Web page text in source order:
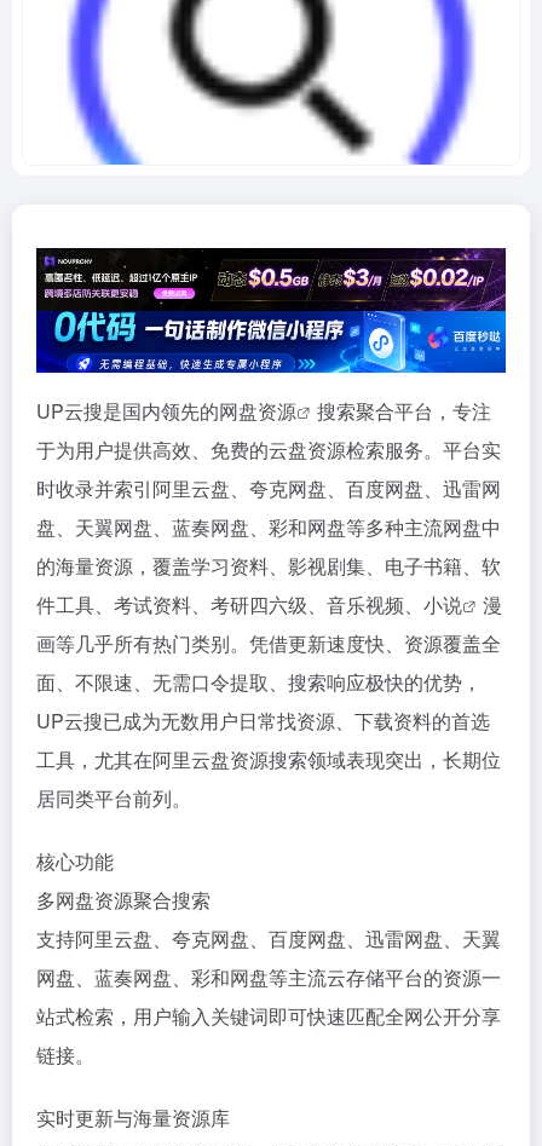
UP云搜是国内领先的网盘资源
搜索聚合平台，专注
于为用户提供高效、免费的云盘资源检索服务。平台实
时收录并索引阿里云盘、夸克网盘、百度网盘、迅雷网
盘、天翼网盘、蓝奏网盘、彩和网盘等多种主流网盘中
的海量资源，覆盖学习资料、影视剧集、电子书籍、软
件工具、考试资料、考研四六级、音乐视频、 小说
漫
画等几乎所有热门类别。凭借更新速度快、资源覆盖全
面、不限速、无需口令提取、搜索响应极快的优势，
UP云搜已成为无数用户日常找资源、下载资料的首选
工具，尤其在阿里云盘资源搜索领域表现突出，长期位
居同类平台前列。
核心功能
多网盘资源聚合搜索
支持阿里云盘、夸克网盘、百度网盘、迅雷网盘、天翼
网盘、蓝奏网盘、彩和网盘等主流云存储平台的资源一
站式检索，用户输入关键词即可快速匹配全网公开分享
链接。
实时更新与海量资源库